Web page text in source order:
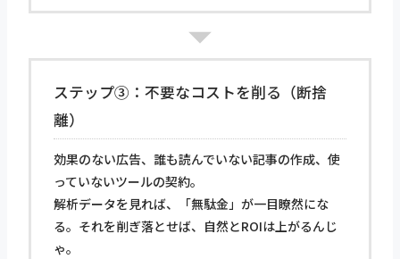
ステップ③：不要なコストを削る（断捨
離）
効果のない広告、誰も読んでいない記事の作成、使
っていないツールの契約。
解析データを見れば、「無駄金」が一目瞭然にな
る。それを削ぎ落とせば、自然とROIは上がるんじ
ゃ。